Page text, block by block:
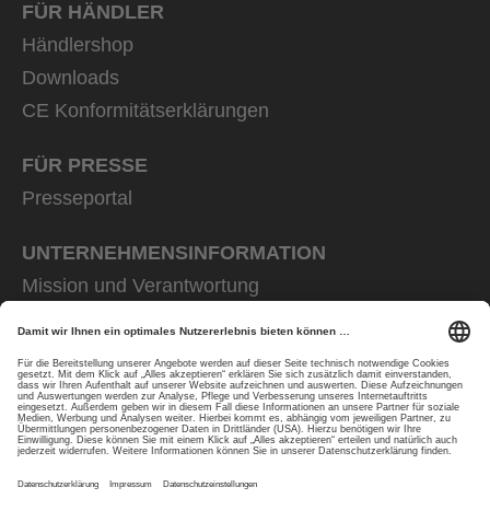
FÜR HÄNDLER
Händlershop
Downloads
CE Konformitätserklärungen
FÜR PRESSE
Presseportal
UNTERNEHMENS­INFORMATION
Mission und Verantwortung
Rainer Winter Stiftung
Karriere
Datenschutz